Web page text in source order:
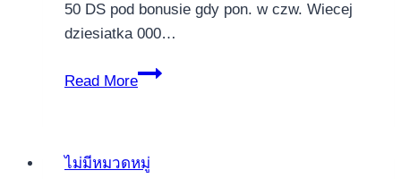
50 DS pod bonusie gdy pon. w czw. Wiecej
dziesiatka 000…
Read More
Jesli
online
ไม่มีหมวดหมู่